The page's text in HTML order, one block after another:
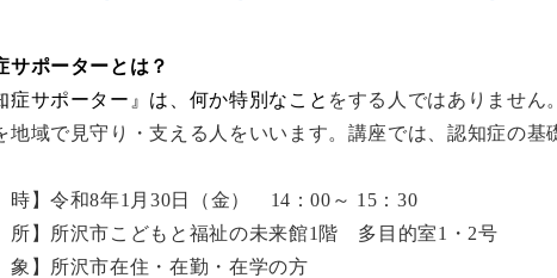
サポーターとは？
症サポーター』は、何か特別なこと をする人ではありません
地域で見守り・支える人をいいます。講座では、認知症の基
時】令和8年1 月30日（金） 14 ：00 ～ 15 ： 30
所】所沢市こどもと福祉の未来館1 階 多目的室1 ・ 2号
象】所沢市在住・在勤・在学の方